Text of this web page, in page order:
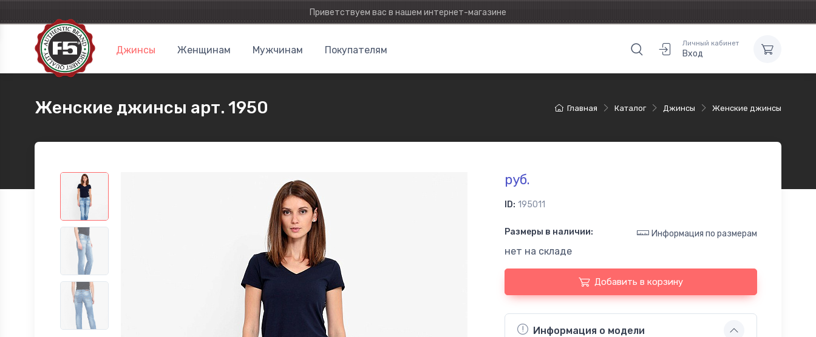
Приветствуем вас в нашем интернет-магазине
Личный кабинет
Вход
Джинсы Женщинам Мужчинам Покупателям
Главная Каталог Джинсы Женские джинсы
Женские джинсы арт. 1950
руб.
ID: 195011
Размеры в наличии: Информация по размерам
нет на складе
Добавить в корзину
Информация о модели